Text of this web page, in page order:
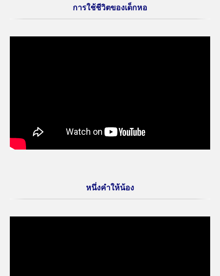
การใช้ชีวิตของเด็กหอ
หนึ่งคำให้น้อง